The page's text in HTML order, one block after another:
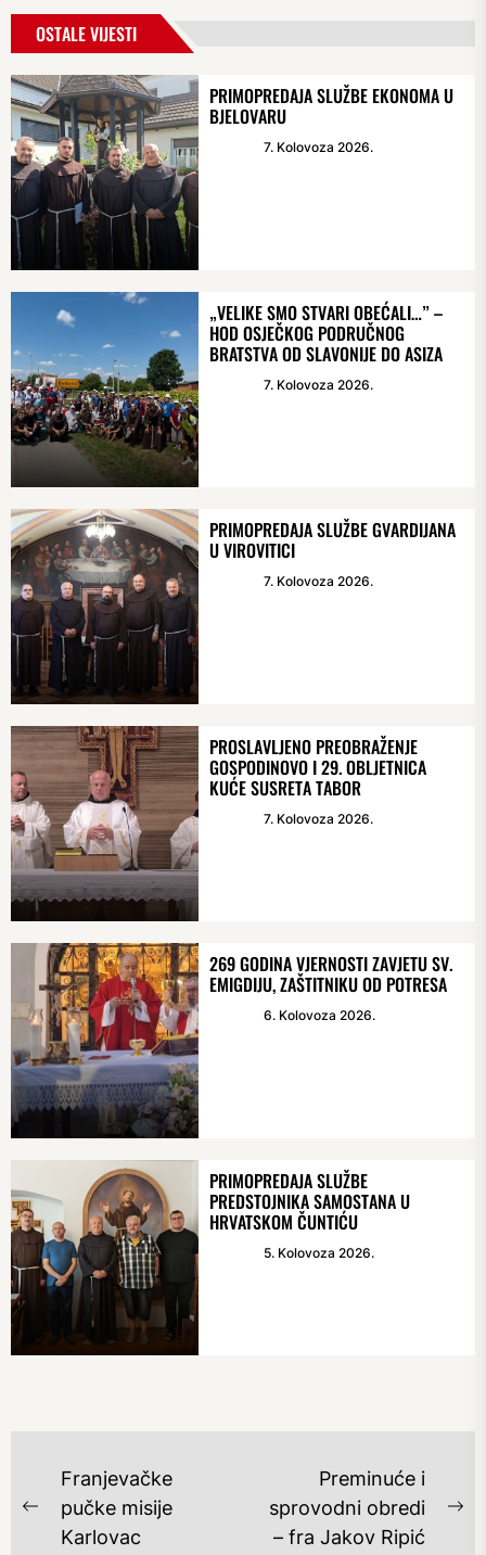
OSTALE VIJESTI
PRIMOPREDAJA SLUŽBE EKONOMA U
BJELOVARU
7. Kolovoza 2026.
„VELIKE SMO STVARI OBEĆALI…” –
HOD OSJEČKOG PODRUČNOG
BRATSTVA OD SLAVONIJE DO ASIZA
7. Kolovoza 2026.
PRIMOPREDAJA SLUŽBE GVARDIJANA
U VIROVITICI
7. Kolovoza 2026.
PROSLAVLJENO PREOBRAŽENJE
GOSPODINOVO I 29. OBLJETNICA
KUĆE SUSRETA TABOR
7. Kolovoza 2026.
269 GODINA VJERNOSTI ZAVJETU SV.
EMIGDIJU, ZAŠTITNIKU OD POTRESA
6. Kolovoza 2026.
PRIMOPREDAJA SLUŽBE
PREDSTOJNIKA SAMOSTANA U
HRVATSKOM ČUNTIĆU
5. Kolovoza 2026.
NAVIGACIJA
OBJAVA
Previous
post:
Franjevačke
pučke misije
Karlovac
Preminuće i
sprovodni obredi
– fra Jakov Ripić